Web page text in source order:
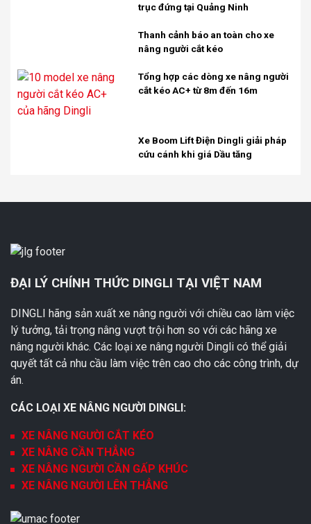
trục đứng tại Quảng Ninh
Thanh cảnh báo an toàn cho xe
nâng người cắt kéo
Tổng hợp các dòng xe nâng người
cắt kéo AC+ từ 8m đến 16m
Xe Boom Lift Điện Dingli giải pháp
cứu cánh khi giá Dầu tăng
ĐẠI LÝ CHÍNH THỨC DINGLI TẠI VIỆT NAM
DINGLI hãng sản xuất xe nâng người với chiều cao làm việc
lý tưởng, tải trọng nâng vượt trội hơn so với các hãng xe
nâng người khác. Các loại xe nâng người Dingli có thể giải
quyết tất cả nhu cầu làm việc trên cao cho các công trình, dự
án.
CÁC LOẠI XE NÂNG NGƯỜI DINGLI:
XE NÂNG NGƯỜI CẮT KÉO
XE NÂNG CẦN THẲNG
XE NÂNG NGƯỜI CẦN GẤP KHÚC
XE NÂNG NGƯỜI LÊN THẲNG